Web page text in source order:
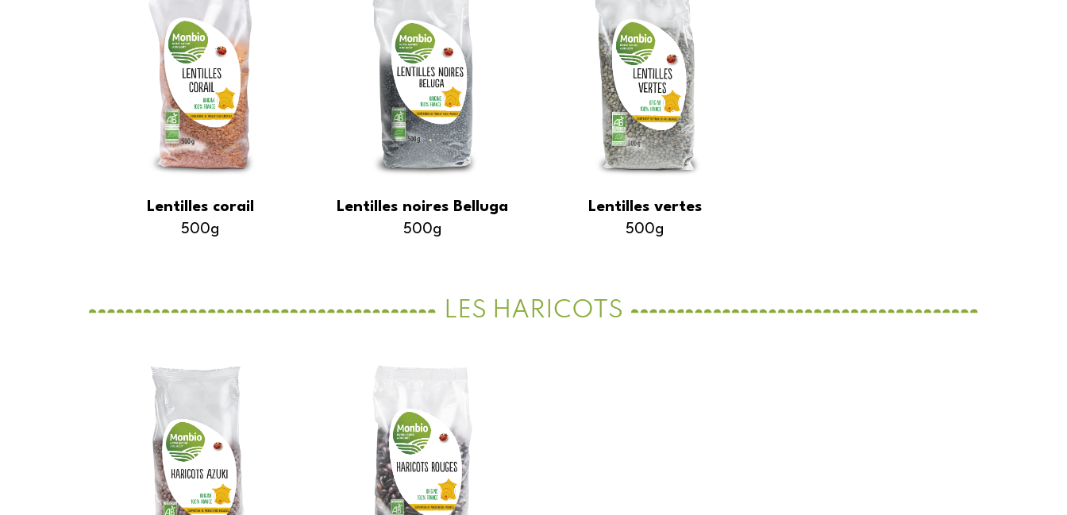
Lentilles corail
500g
Lentilles noires Belluga
500g
Lentilles vertes
500g
LES HARICOTS